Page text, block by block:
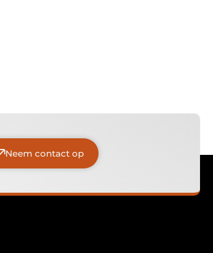
Neem contact op